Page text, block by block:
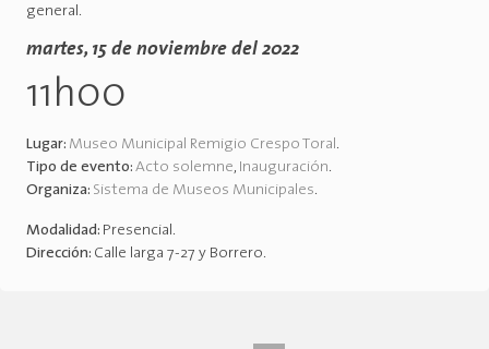
general.
martes, 15 de noviembre del 2022
11h00
Lugar: Museo Municipal Remigio Crespo Toral.
Tipo de evento: Acto solemne, Inauguración.
Organiza: Sistema de Museos Municipales.
Modalidad: Presencial.
Dirección: Calle larga 7-27 y Borrero.